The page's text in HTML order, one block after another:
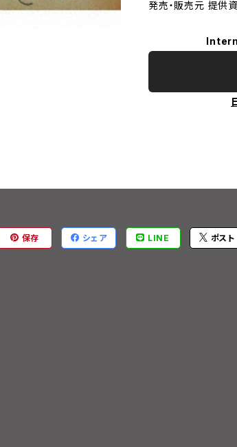
発売・販売元 提供
保存 シェア LINE ポスト